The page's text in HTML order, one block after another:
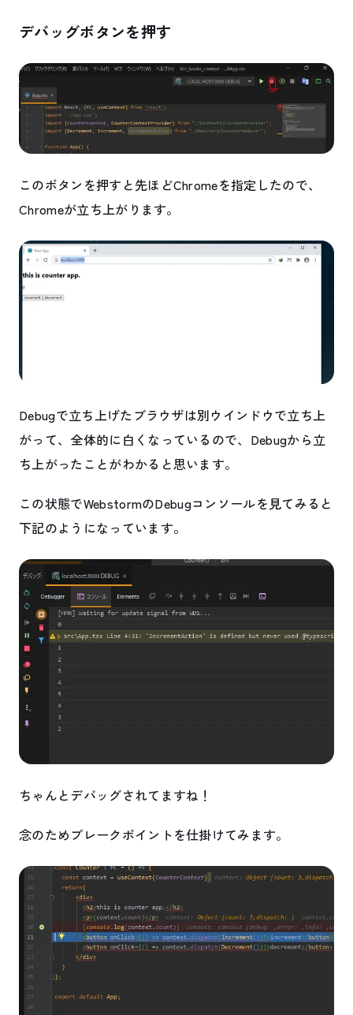
デバッグボタンを押す
このボタンを押すと先ほどChromeを指定したので、
Chromeが立ち上がります。
Debugで立ち上げたブラウザは別ウインドウで立ち上
がって、全体的に白くなっているので、Debugから立
ち上がったことがわかると思います。
この状態でWebstormのDebugコンソールを見てみると
下記のようになっています。
ちゃんとデバッグされてますね！
念のためブレークポイントを仕掛けてみます。